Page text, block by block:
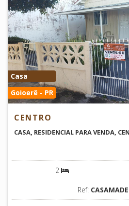
Casa
Goioerê - PR
CENTRO
CASA, RESIDENCIAL PARA VENDA,
2
Ref: